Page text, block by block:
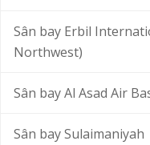
Sân bay Erbil
Northwest)
Sân bay Al Asad Air
Sân bay Sulaimaniyah